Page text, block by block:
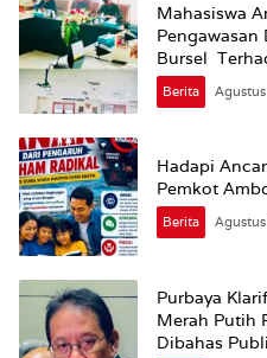
Mahasiswa
Bursel
Jalan
Berita
Hadapi
Pemkot
Berita
Purbaya
Merah Putih
Dibahas